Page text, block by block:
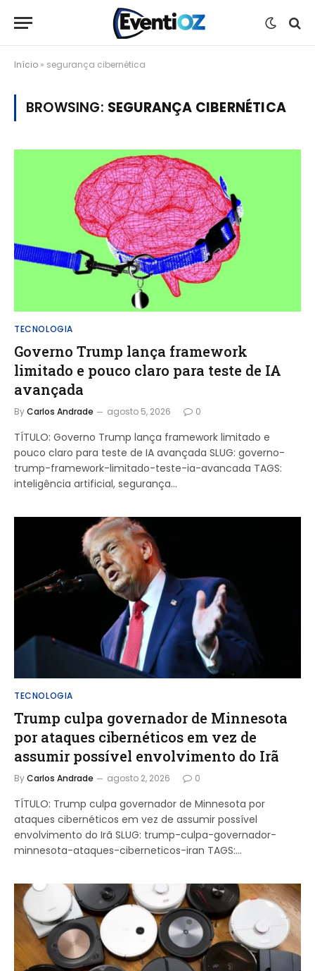
Início » segurança cibernética
BROWSING: SEGURANÇA CIBERNÉTICA
TECNOLOGIA
Governo Trump lança framework
limitado e pouco claro para teste de IA
avançada
ByCarlos Andrade agosto 5, 2026 0
TÍTULO: Governo Trump lança framework limitado e
pouco claro para teste de IA avançada SLUG: governo-
trump-framework-limitado-teste-ia-avancada TAGS:
inteligência artificial, segurança…
TECNOLOGIA
Trump culpa governador de Minnesota
por ataques cibernéticos em vez de
assumir possível envolvimento do Irã
ByCarlos Andrade agosto 2, 2026 0
TÍTULO: Trump culpa governador de Minnesota por
ataques cibernéticos em vez de assumir possível
envolvimento do Irã SLUG: trump-culpa-governador-
minnesota-ataques-ciberneticos-iran TAGS:…